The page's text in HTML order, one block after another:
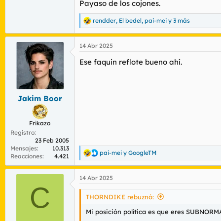
Payaso de los cojones.
R
e
a
c
i
rendder, El bedel, pai-mei y 3 más
Jakim Boor
Frikazo
Registro
23 Feb 2005
Mensajes
10.313
Reacciones
4.421
14 Abr 2025
Ese faquin reflote bueno ahí.
R
e
a
c
c
pai-mei y GoogleTM
C
14 Abr 2025
THORNDIKE rebuznó:
Mi posición política es que eres